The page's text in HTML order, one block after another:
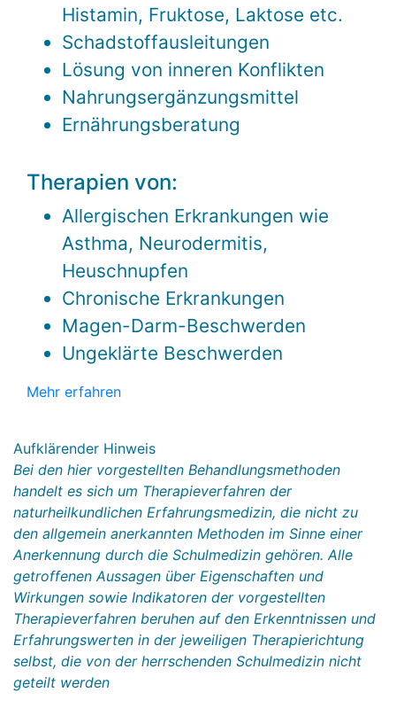
Histamin, Fruktose, Laktose etc.
Schadstoffausleitungen
Lösung von inneren Konflikten
Nahrungsergänzungsmittel
Ernährungsberatung
Therapien von:
Allergischen Erkrankungen wie
Asthma, Neurodermitis,
Heuschnupfen
Chronische Erkrankungen
Magen-Darm-Beschwerden
Ungeklärte Beschwerden
Mehr erfahren
Aufklärender Hinweis
Bei den hier vorgestellten Behandlungsmethoden
handelt es sich um Therapieverfahren der
naturheilkundlichen Erfahrungsmedizin, die nicht zu
den allgemein anerkannten Methoden im Sinne einer
Anerkennung durch die Schulmedizin gehören. Alle
getroffenen Aussagen über Eigenschaften und
Wirkungen sowie Indikatoren der vorgestellten
Therapieverfahren beruhen auf den Erkenntnissen und
Erfahrungswerten in der jeweiligen Therapierichtung
selbst, die von der herrschenden Schulmedizin nicht
geteilt werden